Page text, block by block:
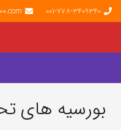
001-778-3409340
بورسیه های